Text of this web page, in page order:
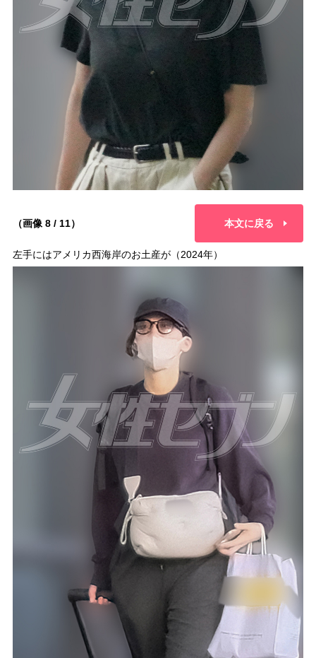
（画像 8 / 11） 本文に戻る
左手にはアメリカ西海岸のお土産が（2024年）